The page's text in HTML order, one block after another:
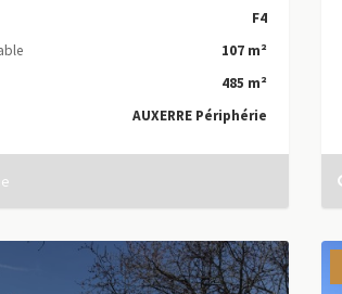
F4
107 m²
485 m²
AUXERRE Périphérie